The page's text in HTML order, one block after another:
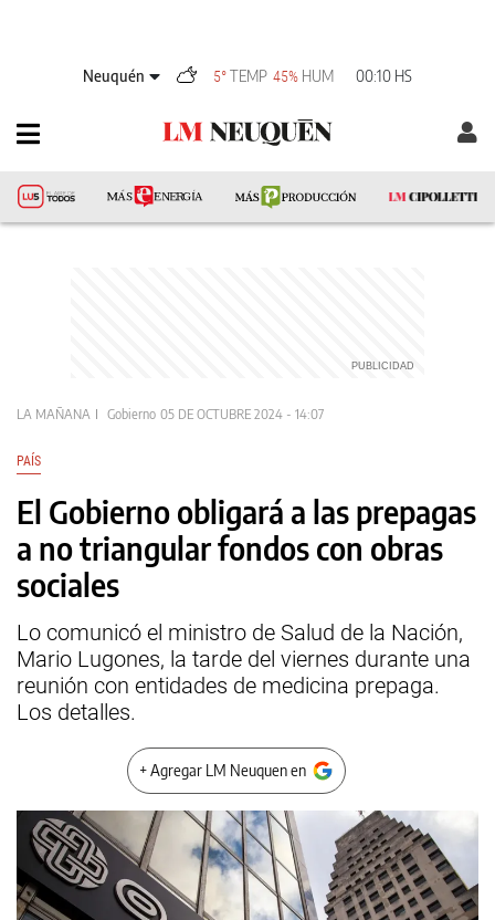
Neuquén 5° TEMP 45% HUM 00:10 HS
LA MAÑANA Gobierno 05 DE OCTUBRE 2024 - 14:07
PAÍS
El Gobierno obligará a las prepagas
a no triangular fondos con obras
sociales
Lo comunicó el ministro de Salud de la Nación,
Mario Lugones, la tarde del viernes durante una
reunión con entidades de medicina prepaga.
Los detalles.
+ Agregar LM Neuquen en